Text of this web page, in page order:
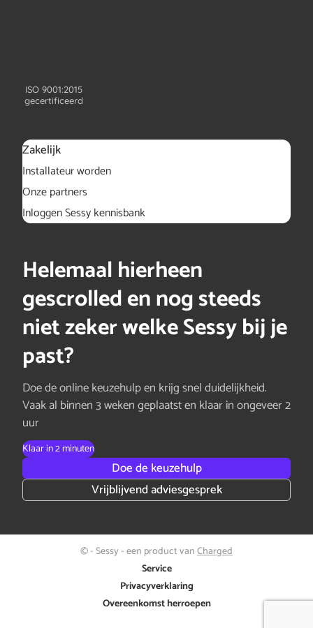
ISO 9001:2015
gecertificeerd
Zakelijk
Installateur worden
Onze partners
Inloggen Sessy kennisbank
Helemaal hierheen
gescrolled en nog steeds
niet zeker welke Sessy bij je
past?
Doe de online keuzehulp en krijg snel duidelijkheid.
Vaak al binnen 3 weken geplaatst en klaar in ongeveer 2
uur
Klaar in 2 minuten
Doe de keuzehulp
Vrijblijvend adviesgesprek
© - Sessy - een product vanCharged
Service
Privacyverklaring
Overeenkomst herroepen